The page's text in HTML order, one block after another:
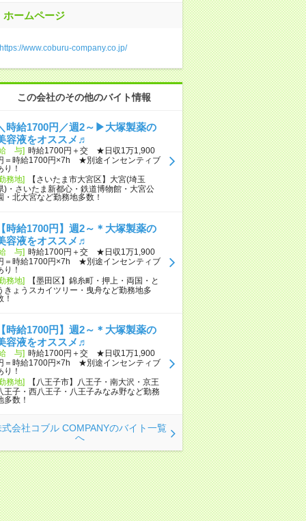
ホームページ
www.coburu-company.co.jp/
この会社のその他のバイト情報
時給1700円／週2～▶大塚製薬の
容液をオススメ♬
与] 時給1700円＋交 ★日収1万1,900
＝時給1700円×7h ★別途インセンティブ
り！
務地]
【さいたま市大宮区】大宮(埼玉
)・さいたま新都心・鉄道博物館・大宮公
・北大宮など勤務地多数！
時給1700円】週2～＊大塚製薬の
容液をオススメ♬
与] 時給1700円＋交 ★日収1万1,900
＝時給1700円×7h ★別途インセンティブ
り！
務地]
【墨田区】錦糸町・押上・両国・と
きょうスカイツリー・曳舟など勤務地多
！
時給1700円】週2～＊大塚製薬の
容液をオススメ♬
与] 時給1700円＋交 ★日収1万1,900
＝時給1700円×7h ★別途インセンティブ
り！
務地]
【八王子市】八王子・南大沢・京王
王子・西八王子・八王子みなみ野など勤務
多数！
式会社コブル COMPANYのバイト一覧
へ